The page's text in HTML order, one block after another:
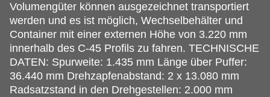
Volumengüter können ausgezeichnet transportiert
werden und es ist möglich, Wechselbehälter und
Container mit einer externen Höhe von 3.220 mm
innerhalb des C-45 Profils zu fahren. TECHNISCHE
DATEN: Spurweite: 1.435 mm Länge über Puffer:
36.440 mm Drehzapfenabstand: 2 x 13.080 mm
Radsatzstand in den Drehgestellen: 2.000 mm